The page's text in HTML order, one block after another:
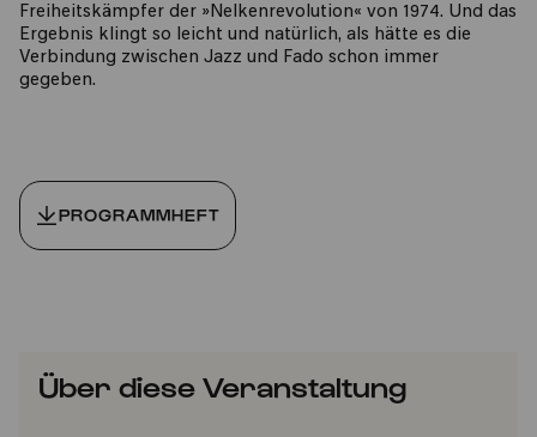
Freiheitskämpfer der »Nelkenrevolution« von 1974. Und das
Ergebnis klingt so leicht und natürlich, als hätte es die
Verbindung zwischen Jazz und Fado schon immer
gegeben.
PROGRAMMHEFT
Über diese Veranstaltung